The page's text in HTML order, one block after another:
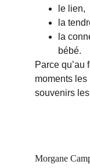
le lien,
la
la
bébé.
Parce qu’au
moments
souvenirs
Morgane